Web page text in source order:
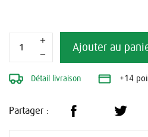
Ajouter au
Détail livraison +14
Partager :